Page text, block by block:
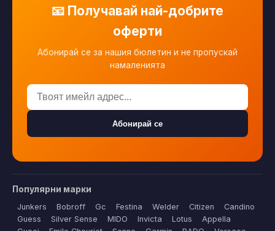
📧 Получавай най-добрите
оферти
Абонирай се за нашия бюлетин и не пропускай
намаленията
Абонирай се
Популярни марки
Junkers Bobroff Gc Festina Welder Citizen
Candino
Guess
Silver Sense MIDO Invicta Lotus
Appella